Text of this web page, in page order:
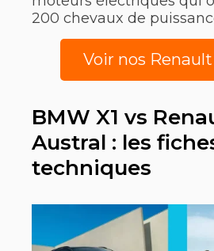
200 chevaux de
Voir nos
BMW X1 vs
Austral : les
techniques